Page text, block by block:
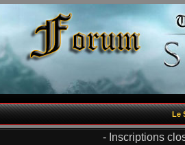
Le
- Inscriptions